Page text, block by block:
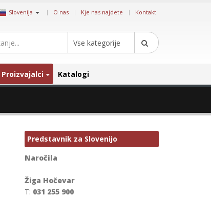
Slovenija | O nas Kje nas najdete Kontakt
Vse kategorije
Proizvajalci Katalogi
Predstavnik za Slovenijo
Naročila
Žiga Hočevar
T: 031 255 900